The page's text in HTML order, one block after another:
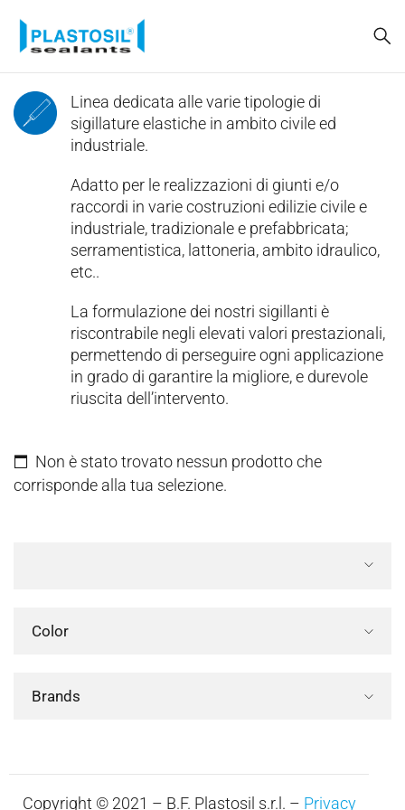
Linea dedicata alle varie tipologie di
sigillature elastiche in ambito civile ed
industriale.
Adatto per le realizzazioni di giunti e/o
raccordi in varie costruzioni edilizie civile e
industriale, tradizionale e prefabbricata;
serramentistica, lattoneria, ambito idraulico,
etc..
La formulazione dei nostri sigillanti è
riscontrabile negli elevati valori prestazionali,
permettendo di perseguire ogni applicazione
in grado di garantire la migliore, e durevole
riuscita dell’intervento.
Non è stato trovato nessun prodotto che
corrisponde alla tua selezione.
Color
Brands
Copyright © 2021 – B.F. Plastosil s.r.l. – Privacy